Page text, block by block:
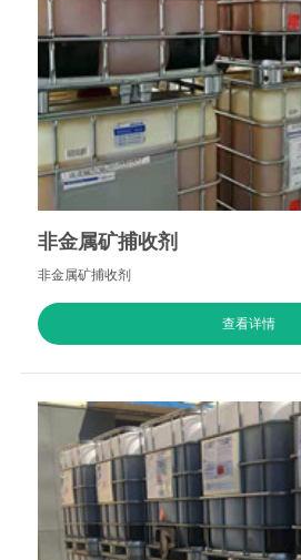
非金属矿捕收剂
非金属矿捕收剂
查看详情